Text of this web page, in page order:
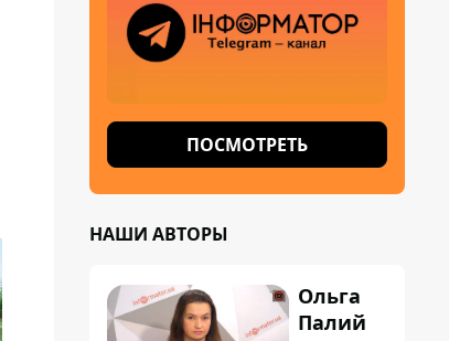
ПОСМОТРЕТЬ
НАШИ АВТОРЫ
Ольга
Палий